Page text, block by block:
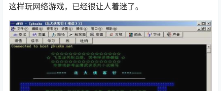
这样玩网络游戏，已经很让人着迷了。